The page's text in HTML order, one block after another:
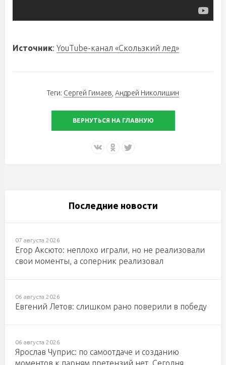
Источник: YouTube-канал «Скользкий лед»
Теги: Сергей Гимаев Андрей Николишин
ВЕРНУТЬСЯ НА ГЛАВНУЮ
Последние новости
07 августа 2026
Егор Аксюто: неплохо играли, но не реализовали
свои моменты, а соперник реализовал
06 августа 2026
Евгений Летов: слишком рано поверили в победу
06 августа 2026
Ярослав Чуприс: по самоотдаче и созданию
моментов к парням претензий нет. Сегодня